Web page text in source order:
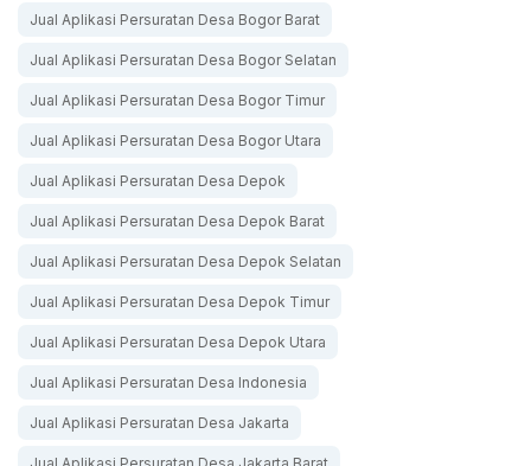
Jual Aplikasi Persuratan Desa Bogor Barat
Jual Aplikasi Persuratan Desa Bogor Selatan
Jual Aplikasi Persuratan Desa Bogor Timur
Jual Aplikasi Persuratan Desa Bogor Utara
Jual Aplikasi Persuratan Desa Depok
Jual Aplikasi Persuratan Desa Depok Barat
Jual Aplikasi Persuratan Desa Depok Selatan
Jual Aplikasi Persuratan Desa Depok Timur
Jual Aplikasi Persuratan Desa Depok Utara
Jual Aplikasi Persuratan Desa Indonesia
Jual Aplikasi Persuratan Desa Jakarta